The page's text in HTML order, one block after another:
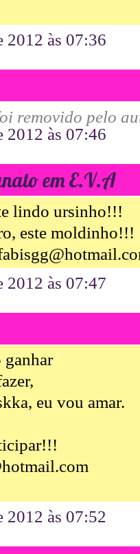
2012 às 07:36
removido pelo
2012 às 07:46
em E.V.A
lindo ursinho!!!
este moldinho!!!
2012 às 07:47
ganhar
eu vou amar.
2012 às 07:52